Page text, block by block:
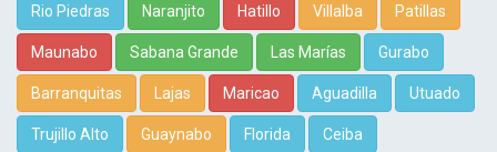
Rio Piedras Naranjito Hatillo Villalba Patillas
Maunabo Sabana Grande Las Marías Gurabo
Barranquitas Lajas Maricao Aguadilla Utuado
Trujillo Alto Guaynabo Florida Ceiba